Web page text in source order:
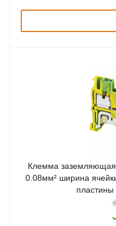
Клемма
0.08мм² ширина
пластины